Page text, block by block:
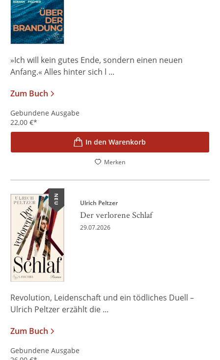
»Ich will kein gutes Ende, sondern einen neuen
Anfang.« Alles hinter sich l ...
Zum Buch
Gebundene Ausgabe
22,00 €*
In den Warenkorb
Merken
NEU Ulrich Peltzer
Der verlorene Schlaf
29.07.2026
Revolution, Leidenschaft und ein tödliches Duell –
Ulrich Peltzer erzählt die ...
Zum Buch
Gebundene Ausgabe